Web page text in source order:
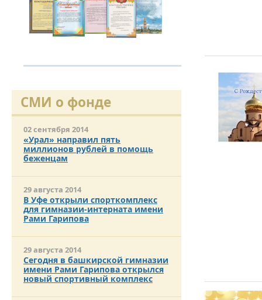
СМИ о фонде
02 сентября 2014
«Урал» направил пять
миллионов рублей в помощь
беженцам
29 августа 2014
В Уфе открыли спорткомплекс
для гимназии-интерната имени
Рами Гарипова
29 августа 2014
Сегодня в башкирской гимназии
имени Рами Гарипова открылся
новый спортивный комплекс